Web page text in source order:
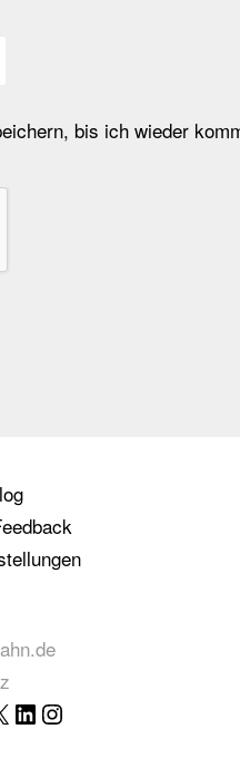
bis ich wieder
LinkedIn
Instagram